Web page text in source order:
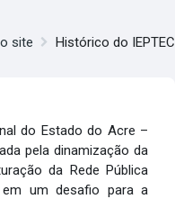
site Histórico do IEPTEC
do Estado do Acre –
pela dinamização da
da Rede Pública
em um desafio para a